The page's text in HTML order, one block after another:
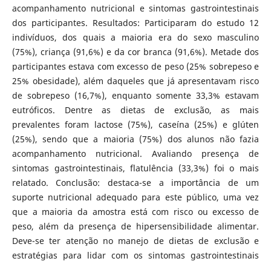
acompanhamento nutricional e sintomas gastrointestinais
dos participantes. Resultados: Participaram do estudo 12
indivíduos, dos quais a maioria era do sexo masculino
(75%), criança (91,6%) e da cor branca (91,6%). Metade dos
participantes estava com excesso de peso (25% sobrepeso e
25% obesidade), além daqueles que já apresentavam risco
de sobrepeso (16,7%), enquanto somente 33,3% estavam
eutróficos. Dentre as dietas de exclusão, as mais
prevalentes foram lactose (75%), caseína (25%) e glúten
(25%), sendo que a maioria (75%) dos alunos não fazia
acompanhamento nutricional. Avaliando presença de
sintomas gastrointestinais, flatulência (33,3%) foi o mais
relatado. Conclusão: destaca-se a importância de um
suporte nutricional adequado para este público, uma vez
que a maioria da amostra está com risco ou excesso de
peso, além da presença de hipersensibilidade alimentar.
Deve-se ter atenção no manejo de dietas de exclusão e
estratégias para lidar com os sintomas gastrointestinais